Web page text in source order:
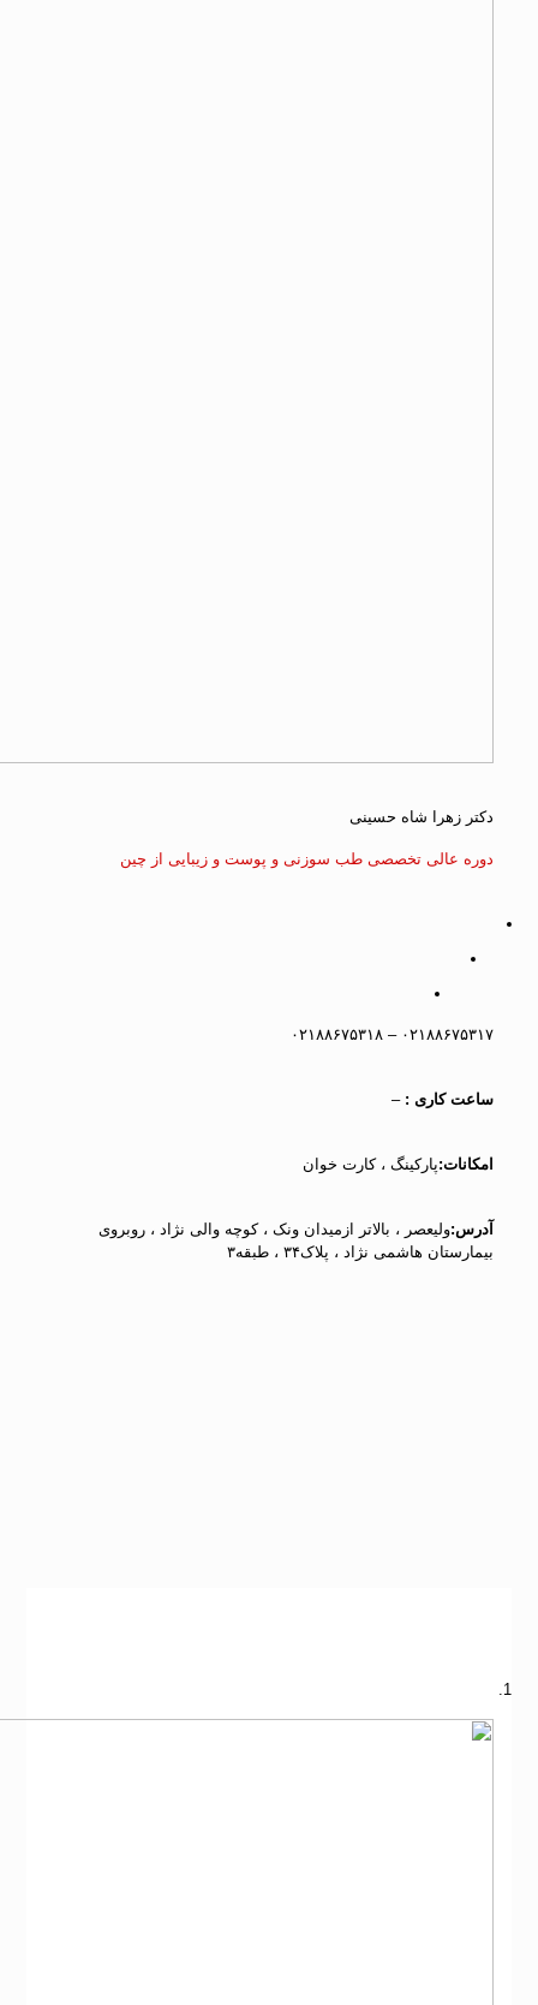
دکتر زهرا شاه حسینی
دوره عالی تخصصی طب سوزنی و پوست و زیبایی از چین
۰۲۱۸۸۶۷۵۳۱۷ – ۰۲۱۸۸۶۷۵۳۱۸
ساعت کاری : –
امکانات:پارکینگ ، کارت خوان
آدرس:ولیعصر ، بالاتر ازمیدان ونک ، کوچه والی نژاد ، روبروی
بیمارستان هاشمی نژاد ، پلاک۳۴ ، طبقه۳